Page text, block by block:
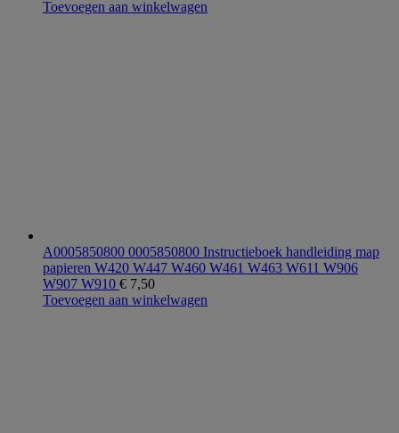
Toevoegen aan winkelwagen
A0005850800 0005850800 Instructieboek handleiding map
papieren W420 W447 W460 W461 W463 W611 W906
W907 W910 € 7,50
Toevoegen aan winkelwagen